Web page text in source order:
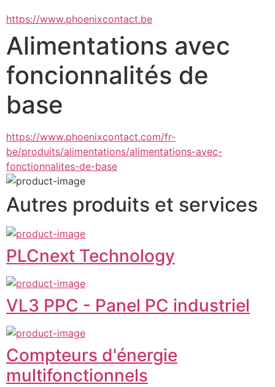
https://www.phoenixcontact.be
Alimentations avec
foncionnalités de
base
https://www.phoenixcontact.com/fr-
be/produits/alimentations/alimentations-avec-
fonctionnalites-de-base
Autres produits et services
PLCnext Technology
VL3 PPC - Panel PC industriel
Compteurs d'énergie
multifonctionnels